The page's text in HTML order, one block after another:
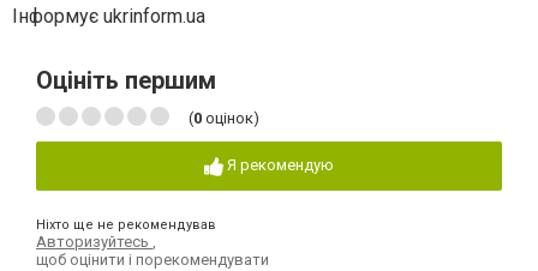
Інформує ukrinform.ua
Оцініть першим
(0 оцінок)
Я рекомендую
Ніхто ще не рекомендував
Авторизуйтесь ,
щоб оцінити і порекомендувати